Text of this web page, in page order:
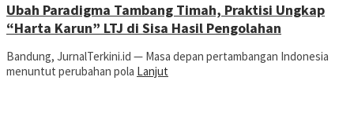
Ubah Paradigma Tambang Timah, Praktisi Ungkap
“Harta Karun” LTJ di Sisa Hasil Pengolahan
Bandung, JurnalTerkini.id — Masa depan pertambangan Indonesia
menuntut perubahan pola Lanjut